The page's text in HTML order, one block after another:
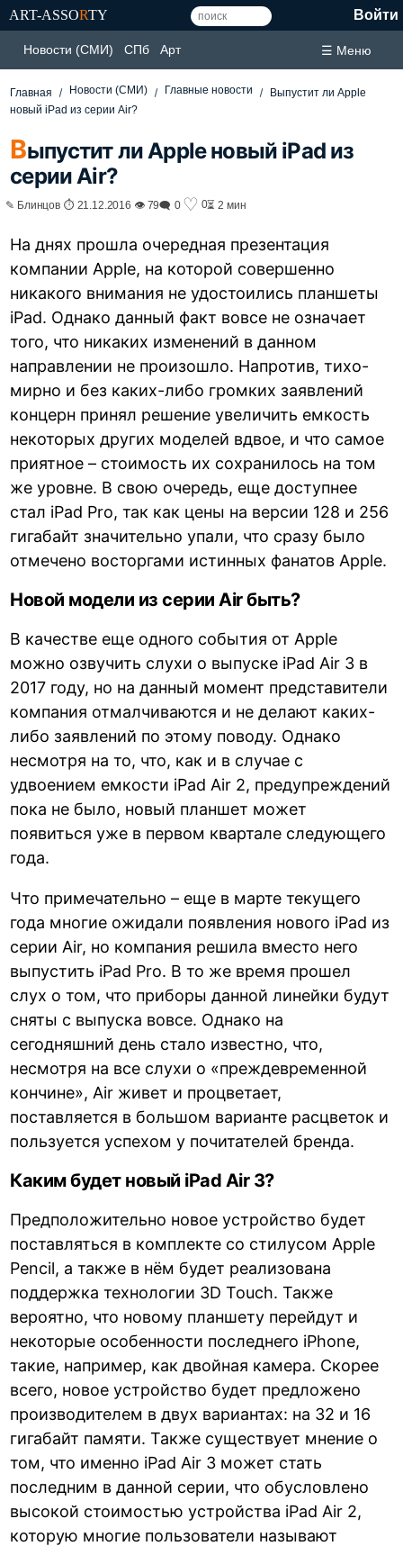
ART-ASSORTY Войти
Новости (СМИ) СПб Арт ☰ Меню
Главная Новости (СМИ) Главные новости
Выпустит ли Apple
новый iPad из серии Air?
Выпустит ли Apple новый iPad из
серии Air?
✎ Блинцов ⏱ 21.12.2016 👁 79🗨 0 ♡ 0⏳ 2 мин
На днях прошла очередная презентация
компании Apple, на которой совершенно
никакого внимания не удостоились планшеты
iPad. Однако данный факт вовсе не означает
того, что никаких изменений в данном
направлении не произошло. Напротив, тихо-
мирно и без каких-либо громких заявлений
концерн принял решение увеличить емкость
некоторых других моделей вдвое, и что самое
приятное – стоимость их сохранилось на том
же уровне. В свою очередь, еще доступнее
стал iPad Pro, так как цены на версии 128 и 256
гигабайт значительно упали, что сразу было
отмечено восторгами истинных фанатов Apple.
Новой модели из серии Air быть?
В качестве еще одного события от Apple
можно озвучить слухи о выпуске iPad Air 3 в
2017 году, но на данный момент представители
компания отмалчиваются и не делают каких-
либо заявлений по этому поводу. Однако
несмотря на то, что, как и в случае с
удвоением емкости iPad Air 2, предупреждений
пока не было, новый планшет может
появиться уже в первом квартале следующего
года.
Что примечательно – еще в марте текущего
года многие ожидали появления нового iPad из
серии Air, но компания решила вместо него
выпустить iPad Pro. В то же время прошел
слух о том, что приборы данной линейки будут
сняты с выпуска вовсе. Однако на
сегодняшний день стало известно, что,
несмотря на все слухи о «преждевременной
кончине», Air живет и процветает,
поставляется в большом варианте расцветок и
пользуется успехом у почитателей бренда.
Каким будет новый iPad Air 3?
Предположительно новое устройство будет
поставляться в комплекте со стилусом Apple
Pencil, а также в нём будет реализована
поддержка технологии 3D Touch. Также
вероятно, что новому планшету перейдут и
некоторые особенности последнего iPhone,
такие, например, как двойная камера. Скорее
всего, новое устройство будет предложено
производителем в двух вариантах: на 32 и 16
гигабайт памяти. Также существует мнение о
том, что именно iPad Air 3 может стать
последним в данной серии, что обусловлено
высокой стоимостью устройства iPad Air 2,
которую многие пользователи называют